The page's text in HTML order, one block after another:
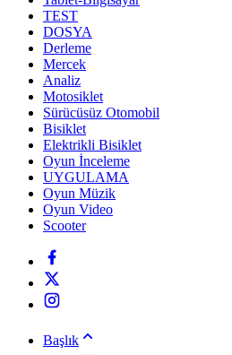
TEST
DOSYA
Derleme
Mercek
Analiz
Motosiklet
Sürücüsüz Otomobil
Bisiklet
Elektrikli Bisiklet
Oyun İnceleme
UYGULAMA
Oyun Müzik
Oyun Video
Scooter
Başlık